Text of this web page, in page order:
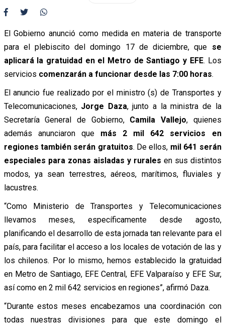
El Gobierno anunció como medida en materia de transporte
para el plebiscito del domingo 17 de diciembre, que se
aplicará la gratuidad en el Metro de Santiago y EFE. Los
servicios comenzarán a funcionar desde las 7:00 horas.
El anuncio fue realizado por el ministro (s) de Transportes y
Telecomunicaciones, Jorge Daza, junto a la ministra de la
Secretaría General de Gobierno, Camila Vallejo, quienes
además anunciaron quemás 2 mil 642 servicios en
regiones también serán gratuitos. De ellos, mil 641 serán
especiales para zonas aisladas y rurales en sus distintos
modos, ya sean terrestres, aéreos, marítimos, fluviales y
lacustres.
“Como Ministerio de Transportes y Telecomunicaciones
llevamos meses, específicamente desde agosto,
planificando el desarrollo de esta jornada tan relevante para el
país, para facilitar el acceso a los locales de votación de las y
los chilenos. Por lo mismo, hemos establecido la gratuidad
en Metro de Santiago, EFE Central, EFE Valparaíso y EFE Sur,
así como en 2 mil 642 servicios en regiones”, afirmó Daza.
“Durante estos meses encabezamos una coordinación con
todas nuestras divisiones para que este domingo el